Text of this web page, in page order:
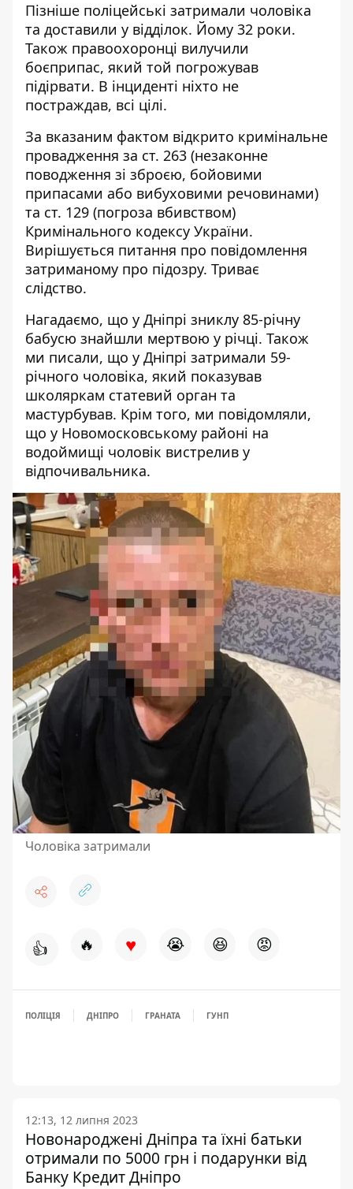
Пізніше поліцейські затримали чоловіка
та доставили у відділок. Йому 32 роки.
Також правоохоронці вилучили
боєприпас, який той погрожував
підірвати. В інциденті ніхто не
постраждав, всі цілі.
За вказаним фактом відкрито кримінальне
провадження за ст. 263 (незаконне
поводження зі зброєю, бойовими
припасами або вибуховими речовинами)
та ст. 129 (погроза вбивством)
Кримінального кодексу України.
Вирішується питання про повідомлення
затриманому про підозру. Триває
слідство.
Нагадаємо, що у Дніпрі зниклу 85-річну
бабусю знайшли мертвою у річці. Також
ми писали, що у Дніпрі затримали 59-
річного чоловіка, який показував
школяркам статевий орган та
мастурбував. Крім того, ми повідомляли,
що у Новомосковському районі на
водоймищі чоловік вистрелив у
відпочивальника.
Чоловіка затримали
👍 🔥 ♥ 😭 😆 😡
ПОЛІЦІЯ ДНІПРО ГРАНАТА ГУНП
12:13, 12 липня 2023
Новонароджені Дніпра та їхні батьки
отримали по 5000 грн і подарунки від
Банку Кредит Дніпро